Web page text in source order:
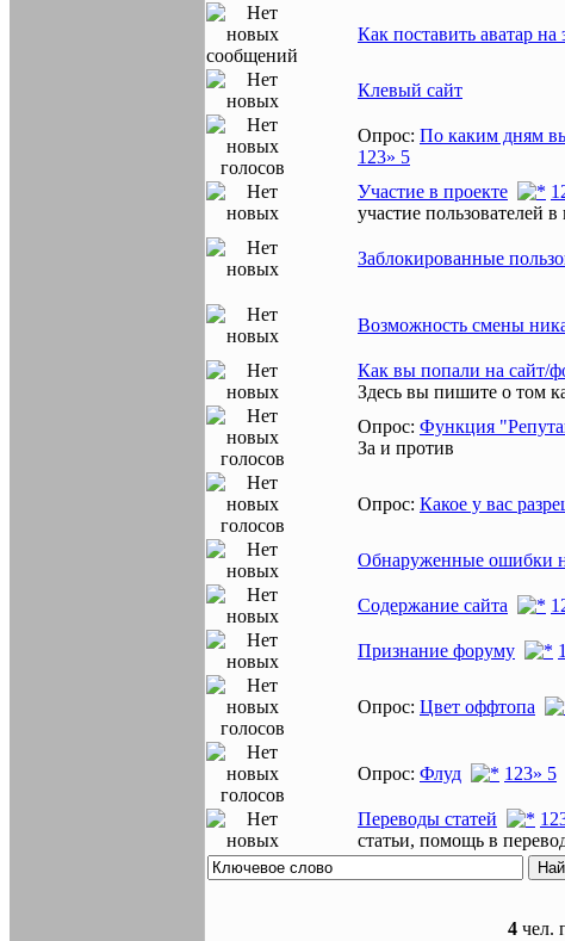
Как поставить аватар на
Клевый сайт
Опрос: По каким дням
1 23» 5
Участие в проекте
1
участие пользователей
Заблокированные
Возможность смены
Как вы попали на сайт/
Здесь вы пишите о том
Опрос: Функция
За и против
Опрос: Какое у вас
Обнаруженные ошибки
Содержание сайта
1
Признание форуму
1
Опрос: Цвет оффтопа
Опрос: Флуд 1 23» 5
Переводы статей
1 2
статьи, помощь в
4чел.